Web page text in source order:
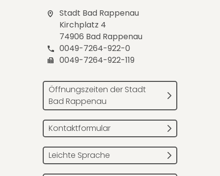
Stadt Bad Rappenau
Kirchplatz 4
74906 Bad Rappenau
0049-7264-922-0
0049-7264-922-119
Öffnungszeiten der Stadt
Bad Rappenau
Kontaktformular
Leichte Sprache